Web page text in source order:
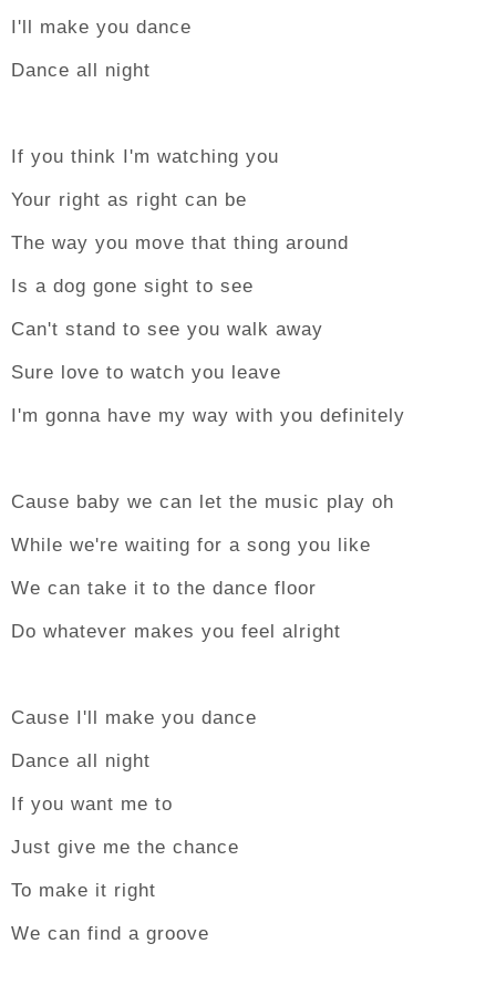
I'll make you dance
Dance all night
If you think I'm watching you
Your right as right can be
The way you move that thing around
Is a dog gone sight to see
Can't stand to see you walk away
Sure love to watch you leave
I'm gonna have my way with you definitely
Cause baby we can let the music play oh
While we're waiting for a song you like
We can take it to the dance floor
Do whatever makes you feel alright
Cause I'll make you dance
Dance all night
If you want me to
Just give me the chance
To make it right
We can find a groove